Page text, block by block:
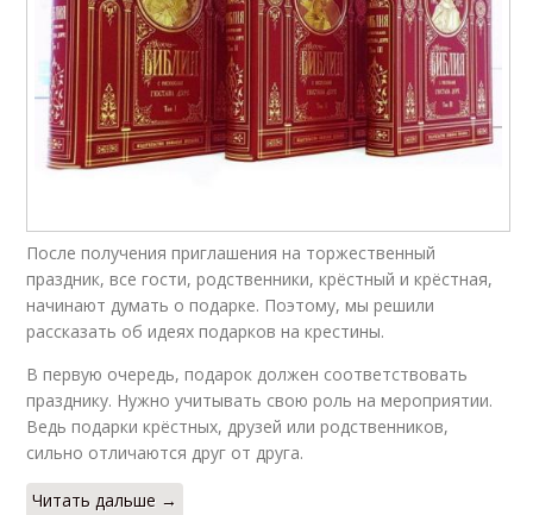
После получения приглашения на торжественный
праздник, все гости, родственники, крёстный и крёстная,
начинают думать о подарке. Поэтому, мы решили
рассказать об идеях подарков на крестины.
В первую очередь, подарок должен соответствовать
празднику. Нужно учитывать свою роль на мероприятии.
Ведь подарки крёстных, друзей или родственников,
сильно отличаются друг от друга.
Читать дальше →